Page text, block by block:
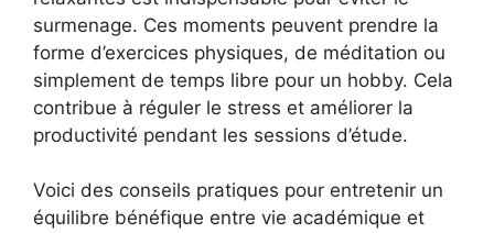
surmenage. Ces moments peuvent prendre la
forme d’exercices physiques, de méditation ou
simplement de temps libre pour un hobby. Cela
contribue à réguler le stress et améliorer la
productivité pendant les sessions d’étude.
Voici des conseils pratiques pour entretenir un
équilibre bénéfique entre vie académique et